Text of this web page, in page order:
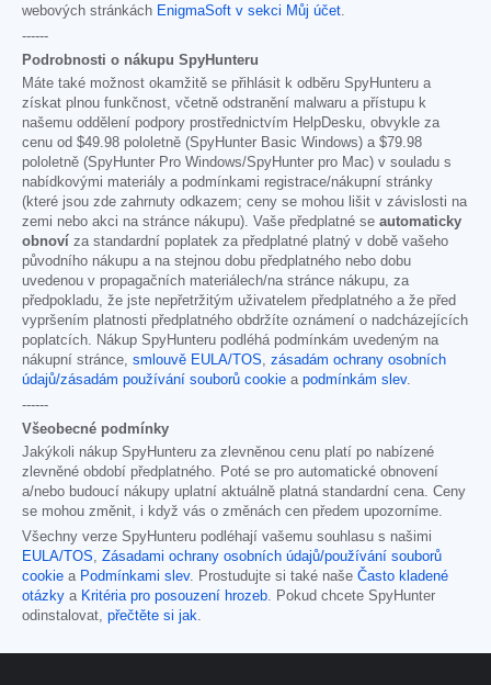
webových stránkách EnigmaSoft v sekci Můj účet.
------
Podrobnosti o nákupu SpyHunteru
Máte také možnost okamžitě se přihlásit k odběru SpyHunteru a
získat plnou funkčnost, včetně odstranění malwaru a přístupu k
našemu oddělení podpory prostřednictvím HelpDesku, obvykle za
cenu od $49.98 pololetně (SpyHunter Basic Windows) a $79.98
pololetně (SpyHunter Pro Windows/SpyHunter pro Mac) v souladu s
nabídkovými materiály a podmínkami registrace/nákupní stránky
(které jsou zde zahrnuty odkazem; ceny se mohou lišit v závislosti na
zemi nebo akci na stránce nákupu). Vaše předplatné se automaticky
obnoví za standardní poplatek za předplatné platný v době vašeho
původního nákupu a na stejnou dobu předplatného nebo dobu
uvedenou v propagačních materiálech/na stránce nákupu, za
předpokladu, že jste nepřetržitým uživatelem předplatného a že před
vypršením platnosti předplatného obdržíte oznámení o nadcházejících
poplatcích. Nákup SpyHunteru podléhá podmínkám uvedeným na
nákupní stránce, smlouvě EULA/TOS, zásadám ochrany osobních
údajů/zásadám používání souborů cookie a podmínkám slev.
------
Všeobecné podmínky
Jakýkoli nákup SpyHunteru za zlevněnou cenu platí po nabízené
zlevněné období předplatného. Poté se pro automatické obnovení
a/nebo budoucí nákupy uplatní aktuálně platná standardní cena. Ceny
se mohou změnit, i když vás o změnách cen předem upozorníme.
Všechny verze SpyHunteru podléhají vašemu souhlasu s našimi
EULA/TOS, Zásadami ochrany osobních údajů/používání souborů
cookie a Podmínkami slev. Prostudujte si také naše Často kladené
otázky a Kritéria pro posouzení hrozeb. Pokud chcete SpyHunter
odinstalovat, přečtěte si jak.